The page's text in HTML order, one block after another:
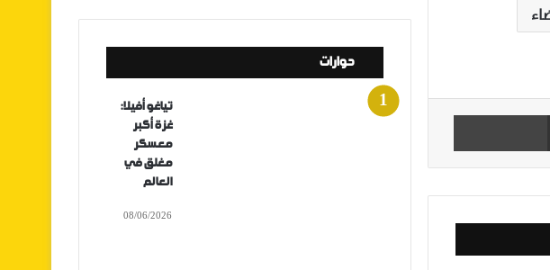
مشاركة عبر البريد
حوارات
تياغو أفيلا:
غزة أكبر
معسكر
مغلق في
العالم
08/06/2026